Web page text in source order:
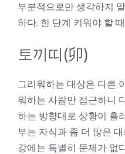
부분적으로만 생각하지
하다. 한 단계 키워야 할
토끼띠(卯)
그리워하는 대상은 다른
워하는 사람만 접근하니
하는 방향대로 상황이 흘
부는 자식과 좀 더 많은
강에는 특별히 문제가 없